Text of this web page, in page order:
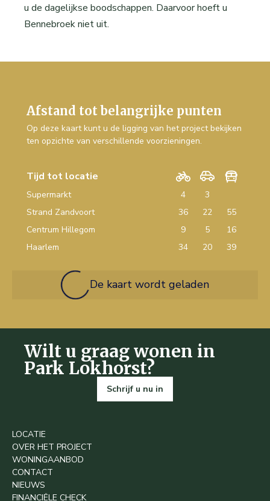
u de dagelijkse boodschappen. Daarvoor hoeft u
Bennebroek niet uit.
Afstand tot belangrijke punten
Op deze kaart kunt u de ligging van het project bekijken
ten opzichte van verschillende voorzieningen.
Tijd tot locatie
Supermarkt 4
3
Strand Zandvoort
36 22
55
Centrum Hillegom
9 5
16
Haarlem
34 20 39
De kaart wordt geladen
Wilt u graag wonen in
Park Lokhorst?
Schrijf u nu in
LOCATIE
OVER HET PROJECT
WONINGAANBOD
CONTACT
NIEUWS
FINANCIËLE CHECK